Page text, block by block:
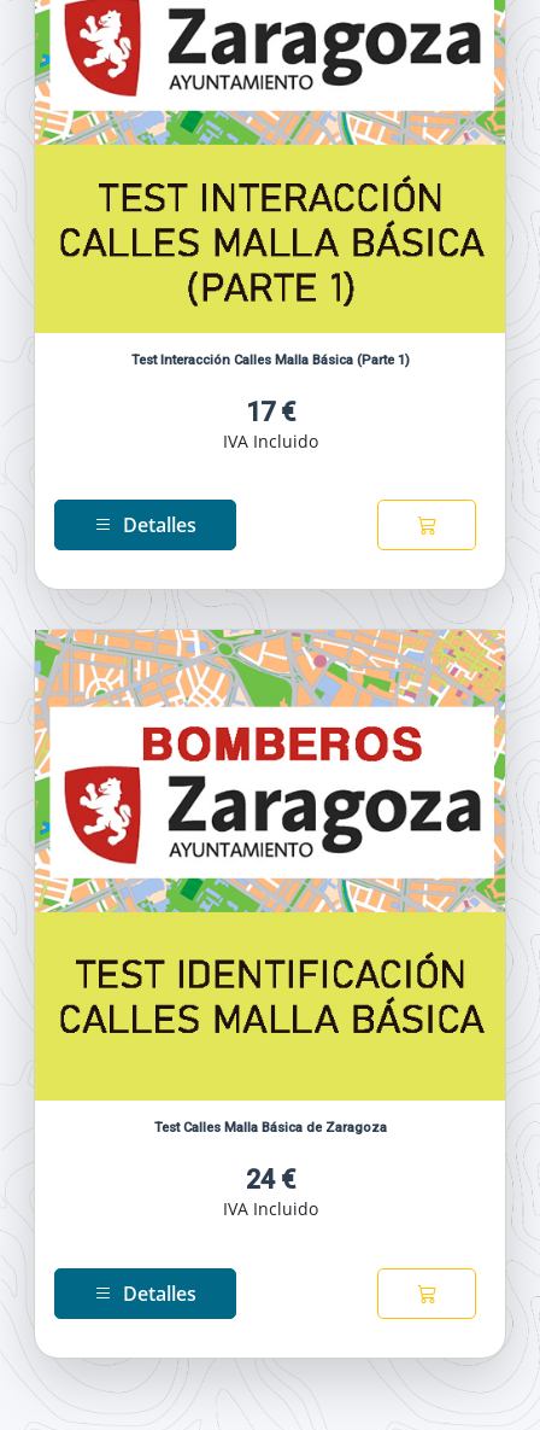
Test Interacción Calles Malla Básica (Parte 1)
17 €
IVA Incluido
Detalles
Test Calles Malla Básica de Zaragoza
24 €
IVA Incluido
Detalles